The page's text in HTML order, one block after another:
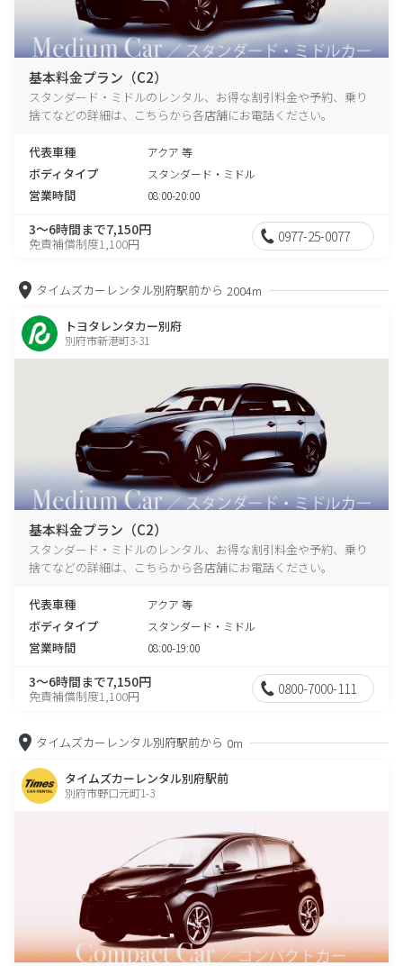
基本料金プラン（C2）
スタンダード・ミドルのレンタル、お得な割引料金や予約、乗り
捨てなどの詳細は、こちらから各店舗にお電話ください。
代表車種 アクア 等
ボディタイプ スタンダード・ミドル
営業時間 08:00-20:00
3～6時間まで7,150円
免責補償制度1,100円 0977-25-0077
タイムズカーレンタル別府駅前から 2004m
トヨタレンタカー別府
別府市新港町3-31
基本料金プラン（C2）
スタンダード・ミドルのレンタル、お得な割引料金や予約、乗り
捨てなどの詳細は、こちらから各店舗にお電話ください。
代表車種 アクア 等
ボディタイプ スタンダード・ミドル
営業時間 08:00-19:00
3～6時間まで7,150円
免責補償制度1,100円 0800-7000-111
タイムズカーレンタル別府駅前から 0m
タイムズカーレンタル別府駅前
別府市野口元町1-3